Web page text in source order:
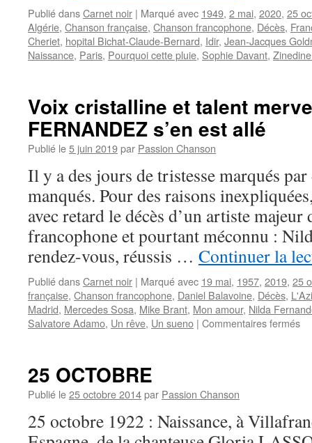
Publié dansCarnet noir | Marqué avec 1949, 2 mai, 2020, 25
Algérie, Chanson française, Chanson francophone, Décès,
Cheriet, hopital Bichat-Claude-Bernard, Idir, Jean-Jacques
Naissance, Paris, Pourquoi cette pluie, Sophie Davant,
Voix cristalline et talent
FERNANDEZ s’en est allé
Publié le5 juin 2019par Passion Chanson
Il y a des jours de tristesse marqués
manqués. Pour des raisons
avec retard le décès d’un artiste majeur
francophone et pourtant méconnu :
rendez-vous, réussis … Continuer la
Publié dansCarnet noir | Marqué avec 19 mai, 1957, 2019, 25
française, Chanson francophone, Daniel Balavoine, Décès,
Madrid, Mercedes Sosa, Mike Brant, Mon amour, Nilda
Salvatore Adamo, Un rêve, Un sueno | Commentaires fermés
25 OCTOBRE
Publié le25 octobre 2014par Passion Chanson
25 octobre 1922 : Naissance, à